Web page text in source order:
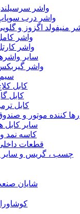
واشر
واشر درب
منیفولد اگزوز و
واشر
واشر
سایر
واشر
کابل
کابل
کابل
کننده موتور و
سایر کابل
کاسه نمد
قطعات
چسب ، گریس و سایر
شایان